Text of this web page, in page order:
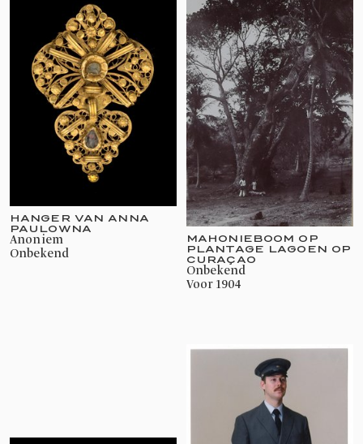
HANGER VAN ANNA
PAULOWNA
Anoniem
onbekend
MAHONIEBOOM OP
PLANTAGE LAGOEN OP
CURAÇAO
onbekend
voor 1904